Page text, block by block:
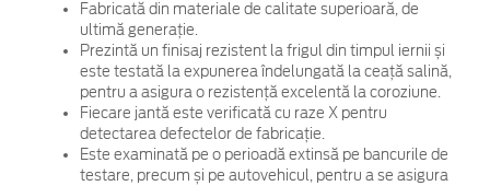
Fabricată din materiale de calitate superioară, de
ultimă generație.
Prezintă un finisaj rezistent la frigul din timpul iernii și
este testată la expunerea îndelungată la ceață salină,
pentru a asigura o rezistență excelentă la coroziune.
Fiecare jantă este verificată cu raze X pentru
detectarea defectelor de fabricație.
Este examinată pe o perioadă extinsă pe bancurile de
testare, precum și pe autovehicul, pentru a se asigura